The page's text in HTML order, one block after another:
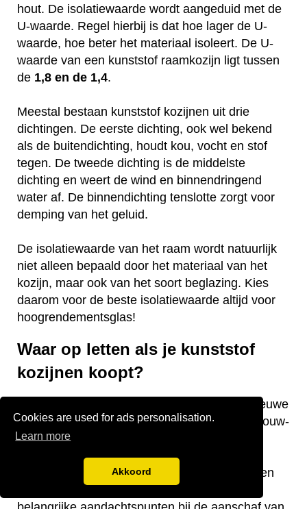
Cookies are used for ads personalisation.
Learn more
Akkoord
hout. De isolatiewaarde wordt aangeduid met de
U-waarde. Regel hierbij is dat hoe lager de U-
waarde, hoe beter het materiaal isoleert. De U-
waarde van een kunststof raamkozijn ligt tussen
de 1,8 en de 1,4.
Meestal bestaan kunststof kozijnen uit drie
dichtingen. De eerste dichting, ook wel bekend
als de buitendichting, houdt kou, vocht en stof
tegen. De tweede dichting is de middelste
dichting en weert de wind en binnendringend
water af. De binnendichting tenslotte zorgt voor
demping van het geluid.
De isolatiewaarde van het raam wordt natuurlijk
niet alleen bepaald door het materiaal van het
kozijn, maar ook van het soort beglazing. Kies
daarom voor de beste isolatiewaarde altijd voor
hoogrendementsglas!
Waar op letten als je kunststof
kozijnen koopt?
Vraag je je af waar je op moet letten als je nieuwe
kunststof kozijnen gaat kopen voor je nieuwbouw-
of bestaande woning? Wij hebben een aantal
nuttige tips voor je! De keurmerken van de
kozijnen, welke isolatiewaarde je nodig hebt en
welk raamtype je wilt laten plaatsen zijn